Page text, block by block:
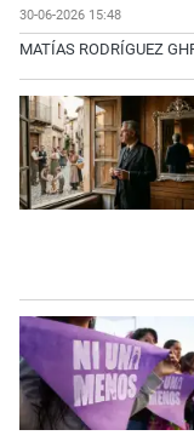
30-06-2026 15:48
MATÍAS RODRÍGUEZ